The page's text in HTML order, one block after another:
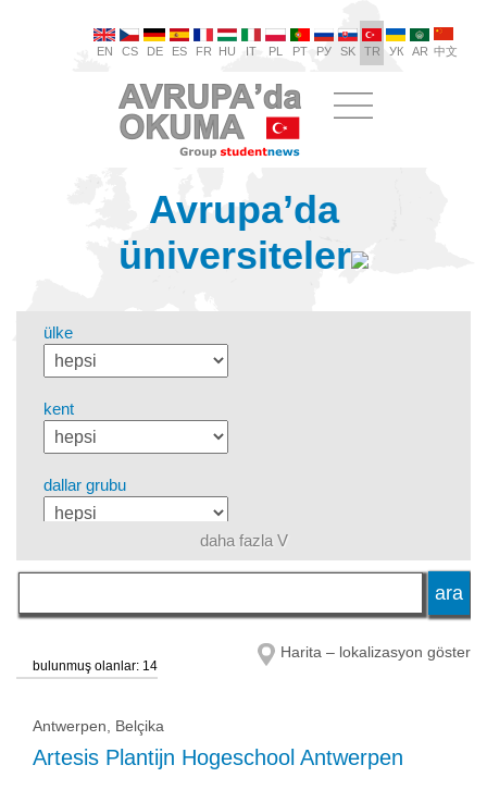
EN CS DE ES FR HU IT PL PT РУ SK TR УК AR 中文
Avrupa’da
üniversiteler
ülke
kent
dallar grubu
dil
daha fazla V
bulunmuş olanlar: 14
Harita – lokalizasyon göster
Antwerpen, Belçika
Artesis Plantijn Hogeschool Antwerpen